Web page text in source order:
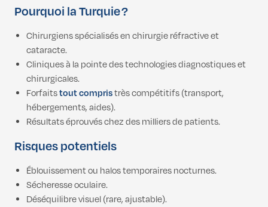
Pourquoi la Turquie ?
Chirurgiens spécialisés en chirurgie réfractive et
cataracte.
Cliniques à la pointe des technologies diagnostiques et
chirurgicales.
Forfaitstout compristrès compétitifs (transport,
hébergements, aides).
Résultats éprouvés chez des milliers de patients.
Risques potentiels
Éblouissement ou halos temporaires nocturnes.
Sécheresse oculaire.
Déséquilibre visuel (rare, ajustable).